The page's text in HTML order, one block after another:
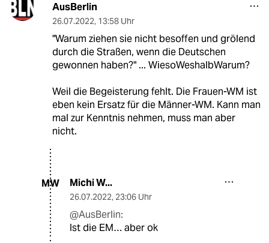
AusBerlin
26.07.2022, 13:58 Uhr
"Warum ziehen sie nicht besoffen und grölend
durch die Straßen, wenn die Deutschen
gewonnen haben?" ... WiesoWeshalbWarum?
Weil die Begeisterung fehlt. Die Frauen-WM ist
eben kein Ersatz für die Männer-WM. Kann man
mal zur Kenntnis nehmen, muss man aber
nicht.
MW Michi W...
26.07.2022, 23:06 Uhr
@AusBerlin:
Ist die EM… aber ok